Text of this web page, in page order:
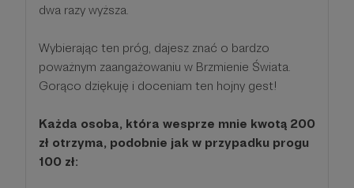
dwa razy wyższa.
Wybierając ten próg, dajesz znać o bardzo
poważnym zaangażowaniu w Brzmienie Świata.
Gorąco dziękuję i doceniam ten hojny gest!
Każda osoba, która wesprze mnie kwotą 200
zł otrzyma, podobnie jak w przypadku progu
100 zł: